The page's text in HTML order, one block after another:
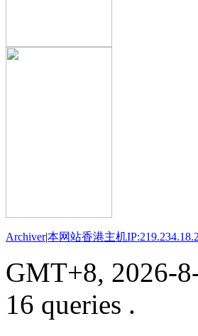
Archiver|本网站香港主机
GMT+8, 2026-
16 queries .